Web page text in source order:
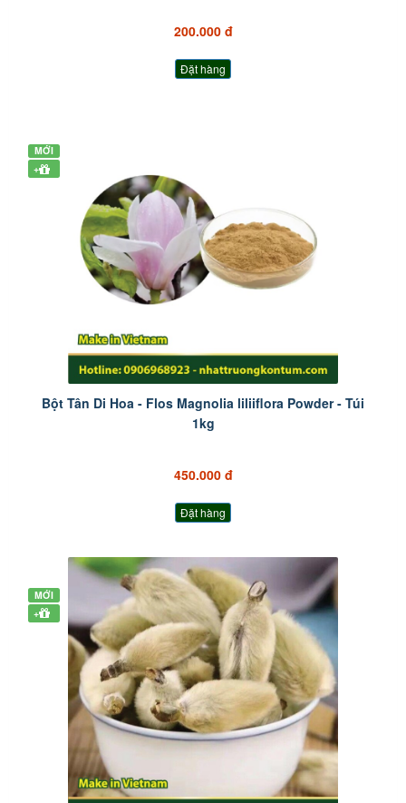
200.000 đ
Đặt hàng
MỚI
+
Bột Tân Di Hoa - Flos Magnolia liliiflora Powder - Túi
1kg
450.000 đ
Đặt hàng
MỚI
+